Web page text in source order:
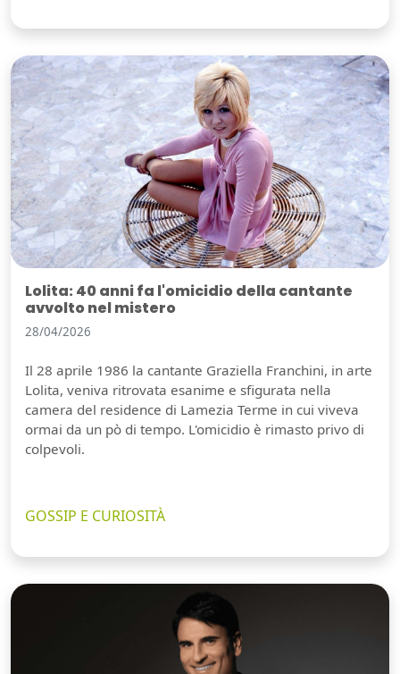
Lolita: 40 anni fa l'omicidio della cantante
avvolto nel mistero
28/04/2026
Il 28 aprile 1986 la cantante Graziella Franchini, in arte
Lolita, veniva ritrovata esanime e sfigurata nella
camera del residence di Lamezia Terme in cui viveva
ormai da un pò di tempo. L'omicidio è rimasto privo di
colpevoli.
GOSSIP E CURIOSITÀ